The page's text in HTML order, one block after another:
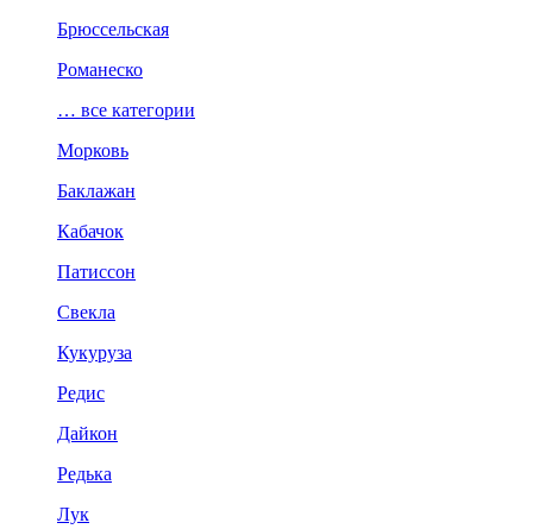
Брюссельская
Романеско
… все категории
Морковь
Баклажан
Кабачок
Патиссон
Свекла
Кукуруза
Редис
Дайкон
Редька
Лук